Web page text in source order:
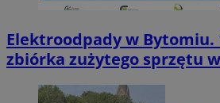
Elektroodpady w Bytomiu.
zbiórka zużytego sprzętu